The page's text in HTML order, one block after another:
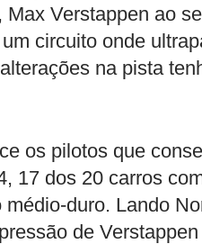
Verstappen ao
circuito onde
na pista
os pilotos que
17 dos 20 carros
duro. Lando
de